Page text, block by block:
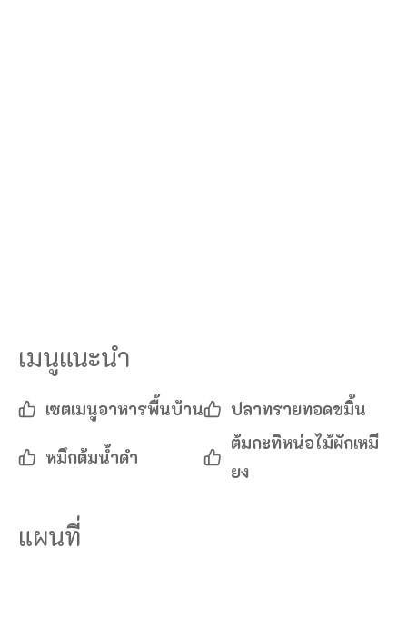
เมนูแนะนำ
เซตเมนูอาหารพื้นบ้าน ปลาทรายทอดขมิ้น
หมึกต้มน้ำดำ
ต้มกะทิหน่อไม้ผักเหมี
ยง
แผนที่